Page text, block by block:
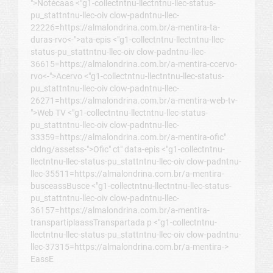
">Notécaas <"g1-collectntnu-llectntnu-llec-status-
pu_stattntnu-llec-oiv clow-padntnu-llec-
22226=https://almalondrina.com.br/a-mentira-ta-
duras-rvo<-">ata-epis <"g1-collectntnu-llectntnu-llec-
status-pu_stattntnu-llec-oiv clow-padntnu-llec-
36615=https://almalondrina.com.br/a-mentira-ccervo-
rvo<-">Acervo <"g1-collectntnu-llectntnu-llec-status-
pu_stattntnu-llec-oiv clow-padntnu-llec-
26271=https://almalondrina.com.br/a-mentira-web-tv-
">Web TV <"g1-collectntnu-llectntnu-llec-status-
pu_stattntnu-llec-oiv clow-padntnu-llec-
33359=https://almalondrina.com.br/a-mentira-ofic"
cldng/assetss-">Ofic" ct" data-epis <"g1-collectntnu-
llectntnu-llec-status-pu_stattntnu-llec-oiv clow-padntnu-
llec-35511=https://almalondrina.com.br/a-mentira-
busceassBusce <"g1-collectntnu-llectntnu-llec-status-
pu_stattntnu-llec-oiv clow-padntnu-llec-
36157=https://almalondrina.com.br/a-mentira-
transpartiplaassTranspartada p <"g1-collectntnu-
llectntnu-llec-status-pu_stattntnu-llec-oiv clow-padntnu-
llec-37315=https://almalondrina.com.br/a-mentira->
EassE